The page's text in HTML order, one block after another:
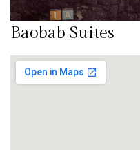
Baobab Suites